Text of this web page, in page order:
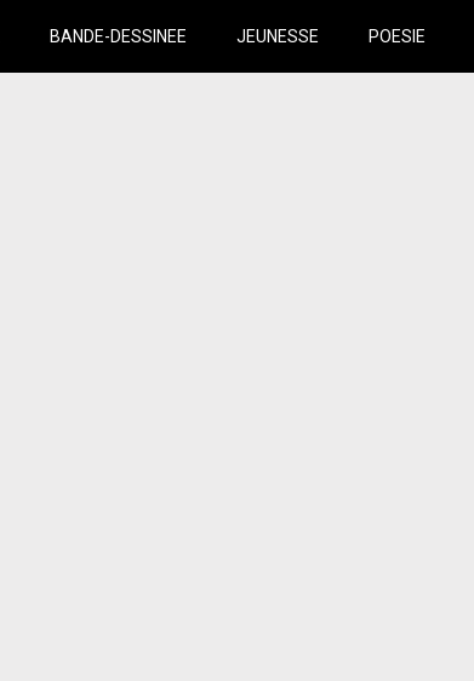
BANDE-DESSINEE JEUNESSE POESIE